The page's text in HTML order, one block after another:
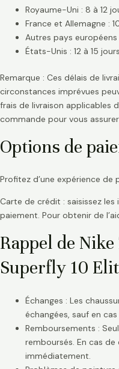
Royaume-Uni : 8 à 12
France et Allemagne :
Autres pays européens
États-Unis : 12 à 15
Remarque : Ces délais de
circonstances imprévues
frais de livraison applicables
commande pour vous
Options de
Profitez d’une expérience de
Carte de crédit : saisissez
paiement. Pour obtenir de
Rappel de
Superfly 10
Échanges : Les
échangées, sauf en
Remboursements :
remboursés. En cas
immédiatement.